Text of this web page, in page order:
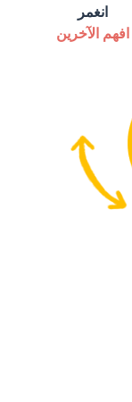
انغمر
افهم الآخرين